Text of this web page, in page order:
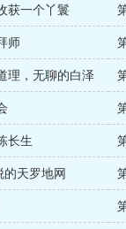
获一个丫鬟
师
理，无聊的白泽
长生
的天罗地网